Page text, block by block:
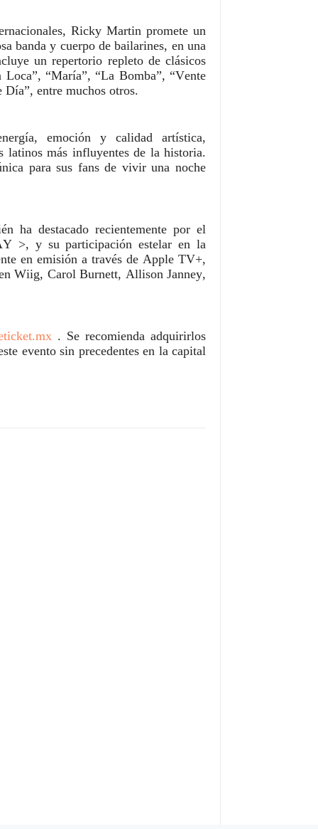
Ricky Martin promete un
banda y cuerpo de bailarines, en una
un repertorio repleto de clásicos
“María”, “La Bomba”, “Vente
entre muchos otros.
emoción y calidad artística,
más influyentes de la historia.
para sus fans de vivir una noche
ha destacado recientemente por el
>, y su participación estelar en la
en emisión a través de Apple TV+,
Wiig, Carol Burnett, Allison Janney,
. Se recomienda adquirirlos
evento sin precedentes en la capital